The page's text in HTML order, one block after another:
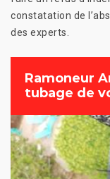
constatation de
des experts.
Ramoneur
tubage de